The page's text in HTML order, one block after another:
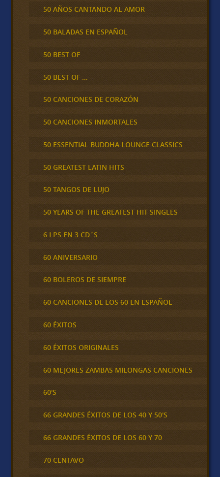
50 AÑOS CANTANDO AL AMOR
50 BALADAS EN ESPAÑOL
50 BEST OF
50 BEST OF …
50 CANCIONES DE CORAZÓN
50 CANCIONES INMORTALES
50 ESSENTIAL BUDDHA LOUNGE CLASSICS
50 GREATEST LATIN HITS
50 TANGOS DE LUJO
50 YEARS OF THE GREATEST HIT SINGLES
6 LPS EN 3 CD´S
60 ANIVERSARIO
60 BOLEROS DE SIEMPRE
60 CANCIONES DE LOS 60 EN ESPAÑOL
60 ÉXITOS
60 ÉXITOS ORIGINALES
60 MEJORES ZAMBAS MILONGAS CANCIONES
60'S
66 GRANDES ÉXITOS DE LOS 40 Y 50'S
66 GRANDES ÉXITOS DE LOS 60 Y 70
70 CENTAVO